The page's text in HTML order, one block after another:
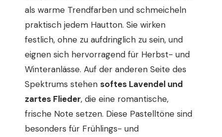
als warme Trendfarben und schmeicheln
praktisch jedem Hautton. Sie wirken
festlich, ohne zu aufdringlich zu sein, und
eignen sich hervorragend für Herbst- und
Winteranlässe. Auf der anderen Seite des
Spektrums stehen softes Lavendel und
zartes Flieder, die eine romantische,
frische Note setzen. Diese Pastelltöne sind
besonders für Frühlings- und